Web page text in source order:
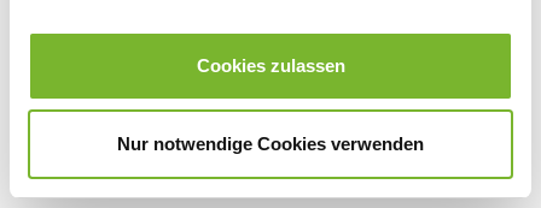
Cookies zulassen
Nur notwendige Cookies verwenden